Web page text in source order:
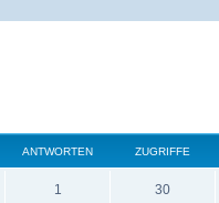
ANTWORTEN ZUGRIFFE
1 30